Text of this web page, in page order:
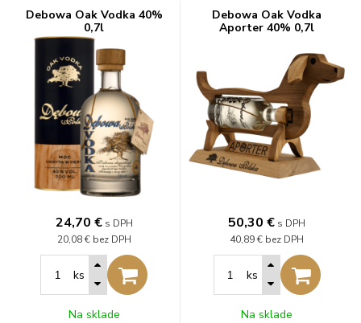
Debowa Oak Vodka 40%
0,7l
24,70 € s DPH
20,08 € bez DPH
ks
Na sklade
Debowa Oak Vodka
Aporter 40% 0,7l
50,30 € s DPH
40,89 € bez DPH
ks
Na sklade